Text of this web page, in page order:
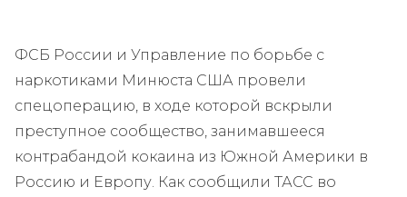
ФСБ России и Управление по борьбе с
наркотиками Минюста США провели
спецоперацию, в ходе которой вскрыли
преступное сообщество, занимавшееся
контрабандой кокаина из Южной Америки в
Россию и Европу. Как сообщили ТАСС во